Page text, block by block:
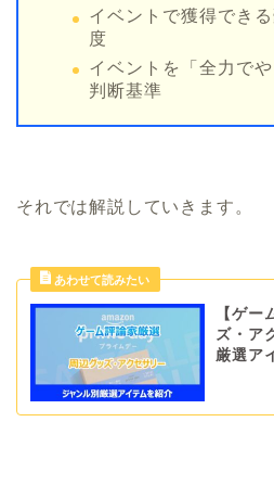
イベントで獲得でき
度
イベントを「全力で
判断基準
それでは解説していきます。
【ゲー
ズ・ア
厳選ア